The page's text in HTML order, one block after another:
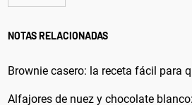
NOTAS RELACIONADAS
Brownie casero: la receta fácil para
Alfajores de nuez y chocolate